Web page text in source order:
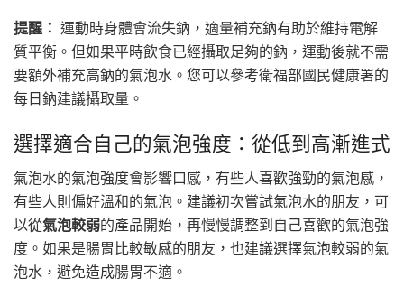
提醒： 運動時身體會流失鈉，適量補充鈉有助於維持電解
質平衡。但如果平時飲食已經攝取足夠的鈉，運動後就不需
要額外補充高鈉的氣泡水。您可以參考衛福部國民健康署的
每日鈉建議攝取量。
選擇適合自己的氣泡強度：從低到高漸進式
氣泡水的氣泡強度會影響口感，有些人喜歡強勁的氣泡感，
有些人則偏好溫和的氣泡。建議初次嘗試氣泡水的朋友，可
以從氣泡較弱的產品開始，再慢慢調整到自己喜歡的氣泡強
度。如果是腸胃比較敏感的朋友，也建議選擇氣泡較弱的氣
泡水，避免造成腸胃不適。